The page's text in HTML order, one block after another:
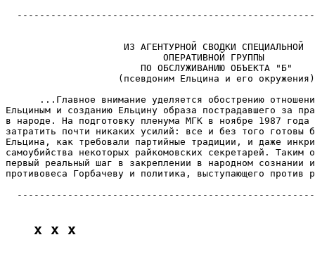
                     ИЗ АГЕНТУРНОЙ СВОДКИ СПЕЦИАЛЬНОЙ
                            ОПЕРАТИВНОЙ ГРУППЫ
                        ПО ОБСЛУЖИВАНИЮ ОБЪЕКТА "Б"
(псевдоним Ельцина и его
...Главное внимание уделяется обострению
Ельциным и созданию Ельцину образа пострадавшего за
в народе. На подготовку пленума МГК в ноябре 1987 года
затратить почти никаких усилий: все и без того готовы
Ельцина, как требовали партийные традиции, и даже
самоубийства некоторых райкомовских секретарей. Таким
первый реальный шаг в закреплении в народном сознании
противовеса Горбачеву и политика, выступающего против
x x x